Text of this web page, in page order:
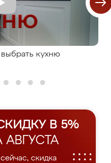
кухню
В 5%
скидка